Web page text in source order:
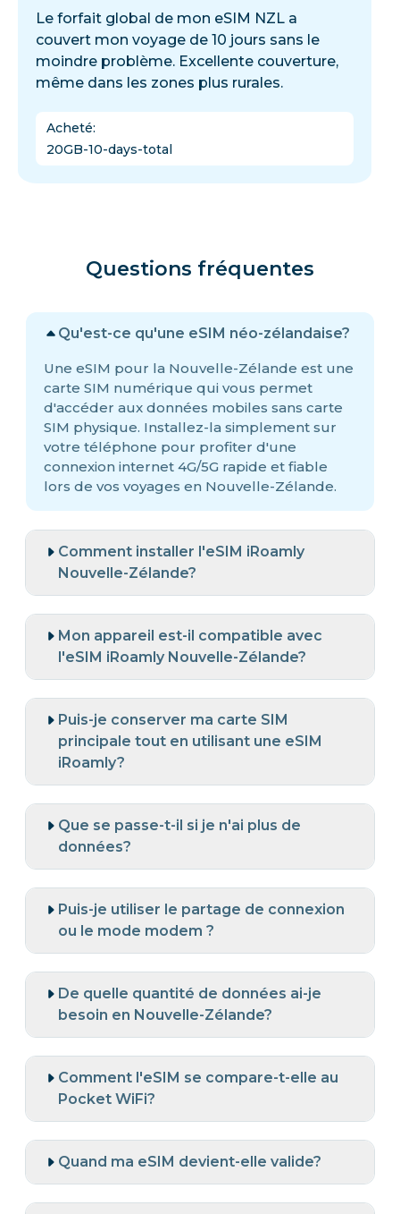
Le forfait global de mon eSIM NZL a
couvert mon voyage de 10 jours sans le
moindre problème. Excellente couverture,
même dans les zones plus rurales.
Acheté:
20GB-10-days-total
Questions fréquentes
Qu'est-ce qu'une eSIM néo-zélandaise?
Une eSIM pour la Nouvelle-Zélande est une
carte SIM numérique qui vous permet
d'accéder aux données mobiles sans carte
SIM physique. Installez-la simplement sur
votre téléphone pour profiter d'une
connexion internet 4G/5G rapide et fiable
lors de vos voyages en Nouvelle-Zélande.
Comment installer l'eSIM iRoamly
Nouvelle-Zélande?
Mon appareil est-il compatible avec
l'eSIM iRoamly Nouvelle-Zélande?
Puis-je conserver ma carte SIM
principale tout en utilisant une eSIM
iRoamly?
Que se passe-t-il si je n'ai plus de
données?
Puis-je utiliser le partage de connexion
ou le mode modem ?
De quelle quantité de données ai-je
besoin en Nouvelle-Zélande?
Comment l'eSIM se compare-t-elle au
Pocket WiFi?
Quand ma eSIM devient-elle valide?